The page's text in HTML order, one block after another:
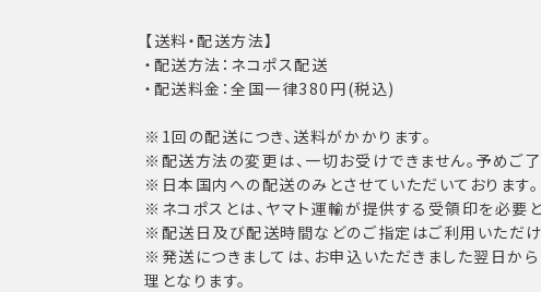
【送料・配送方法】
・配送方法：ネコポス配送
・配送料金：全国一律380円(税込)
※1回の配送につき、送料がかかります。
※配送方法の変更は、一切お受けできません。予めご了
※日本国内への配送のみとさせていただいております。
※ネコポスとは、ヤマト運輸が提供する受領印を必要
※配送日及び配送時間などのご指定はご利用いただけ
※発送につきましては、お申込いただきました翌日か
理となります。